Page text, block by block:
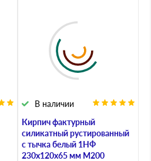
Кирпич фактурный
силикатный рустированный
с тычка белый 1НФ
230х120х65 мм М200
В наличии